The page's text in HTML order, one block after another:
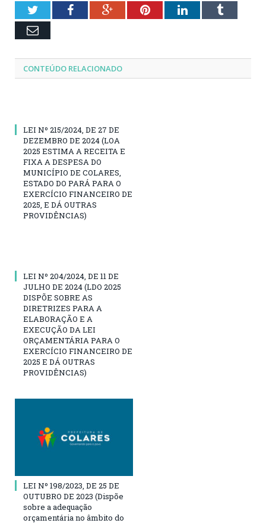
TwitterFacebookGoogle+PinterestLinkedInTumblr
Email
CONTEÚDO RELACIONADO
LEI Nº 215/2024, DE 27 DE
DEZEMBRO DE 2024 (LOA
2025 ESTIMA A RECEITA E
FIXA A DESPESA DO
MUNICÍPIO DE COLARES,
ESTADO DO PARÁ PARA O
EXERCÍCIO FINANCEIRO DE
2025, E DÁ OUTRAS
PROVIDÊNCIAS)
LEI Nº 204/2024, DE 11 DE
JULHO DE 2024 (LDO 2025
DISPÕE SOBRE AS
DIRETRIZES PARA A
ELABORAÇÃO E A
EXECUÇÃO DA LEI
ORÇAMENTÁRIA PARA O
EXERCÍCIO FINANCEIRO DE
2025 E DÁ OUTRAS
PROVIDÊNCIAS)
LEI Nº 198/2023, DE 25 DE
OUTUBRO DE 2023 (Dispõe
sobre a adequação
orçamentária no âmbito do